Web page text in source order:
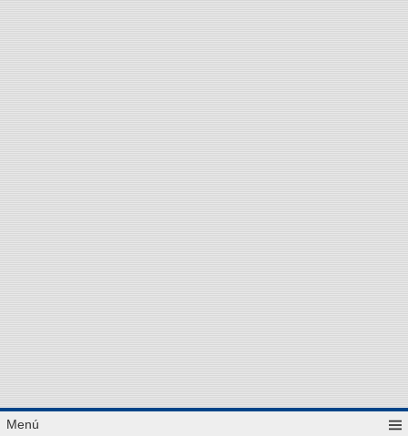
Saltar
alMenú